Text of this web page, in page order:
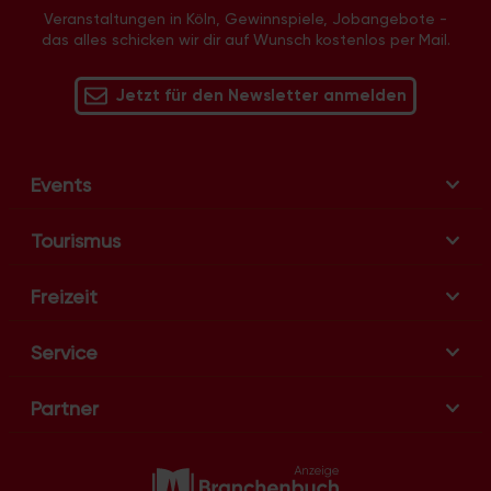
Veranstaltungen in Köln, Gewinnspiele, Jobangebote -
das alles schicken wir dir auf Wunsch kostenlos per Mail.
Jetzt für den Newsletter anmelden
Events
Tourismus
Freizeit
Service
Partner